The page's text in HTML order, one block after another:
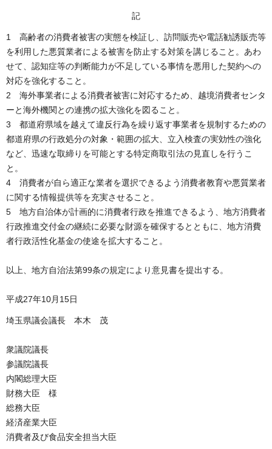
記
1 高齢者の消費者被害の実態を検証し、訪問販売や電話勧誘販売等
を利用した悪質業者による被害を防止する対策を講じること。あわ
せて、認知症等の判断能力が不足している事情を悪用した契約への
対応を強化すること。
2 海外事業者による消費者被害に対応するため、越境消費者センタ
ーと海外機関との連携の拡大強化を図ること。
3 都道府県域を越えて違反行為を繰り返す事業者を規制するための
都道府県の行政処分の対象・範囲の拡大、立入検査の実効性の強化
など、迅速な取締りを可能とする特定商取引法の見直しを行うこ
と。
4 消費者が自ら適正な業者を選択できるよう消費者教育や悪質業者
に関する情報提供等を充実させること。
5 地方自治体が計画的に消費者行政を推進できるよう、地方消費者
行政推進交付金の継続に必要な財源を確保するとともに、地方消費
者行政活性化基金の使途を拡大すること。
以上、地方自治法第99条の規定により意見書を提出する。
平成27年10月15日
埼玉県議会議長 本木 茂
衆議院議長
参議院議長
内閣総理大臣
財務大臣 様
総務大臣
経済産業大臣
消費者及び食品安全担当大臣